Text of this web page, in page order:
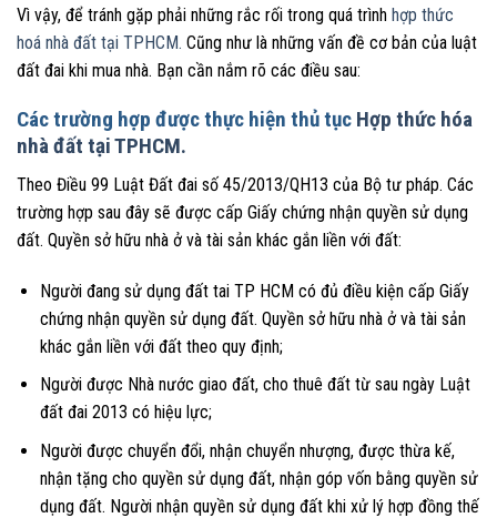
Vì vậy, để tránh gặp phải những rắc rối trong quá trình hợp thức
hoá nhà đất tại TPHCM. Cũng như là những vấn đề cơ bản của luật
đất đai khi mua nhà. Bạn cần nắm rõ các điều sau:
Các trường hợp được thực hiện thủ tục Hợp thức hóa
nhà đất tại TPHCM.
Theo Điều 99 Luật Đất đai số 45/2013/QH13 của Bộ tư pháp. Các
trường hợp sau đây sẽ được cấp Giấy chứng nhận quyền sử dụng
đất. Quyền sở hữu nhà ở và tài sản khác gắn liền với đất:
Người đang sử dụng đất tai TP HCM có đủ điều kiện cấp Giấy
chứng nhận quyền sử dụng đất. Quyền sở hữu nhà ở và tài sản
khác gắn liền với đất theo quy định;
Người được Nhà nước giao đất, cho thuê đất từ sau ngày Luật
đất đai 2013 có hiệu lực;
Người được chuyển đổi, nhận chuyển nhượng, được thừa kế,
nhận tặng cho quyền sử dụng đất, nhận góp vốn bằng quyền sử
dụng đất. Người nhận quyền sử dụng đất khi xử lý hợp đồng thế